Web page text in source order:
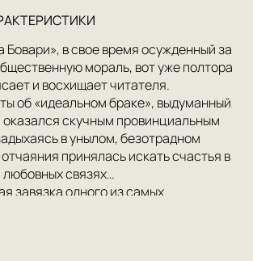
Бовари», в свое время осужденный за
мораль, вот уже полтора
и восхищает читателя.
об «идеальном браке», выдуманный
скучным провинциальным
в унылом, безотрадном
принялась искать счастья в
связях…
завязка одного из самых
в истории французской
раз экранизированного шедевра